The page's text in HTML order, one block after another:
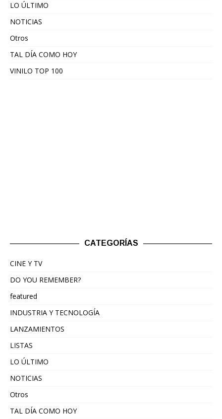
LO ÚLTIMO
NOTICIAS
Otros
TAL DÍA COMO HOY
VINILO TOP 100
CATEGORÍAS
CINE Y TV
DO YOU REMEMBER?
featured
INDUSTRIA Y TECNOLOGÍA
LANZAMIENTOS
LISTAS
LO ÚLTIMO
NOTICIAS
Otros
TAL DÍA COMO HOY